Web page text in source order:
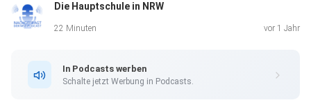
Informationen gibt es hier:
https://www.schulministerium.nrw/uebergangslotsen
betriebe-zusammen
Die Hauptschule in NRW
22 Minuten vor 1 Jahr
In Podcasts werben
Schalte jetzt Werbung in Podcasts.